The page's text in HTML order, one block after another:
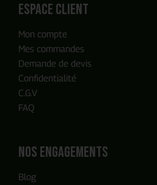
Notre équipe
en moins de 24h,
espace client
Mon compte
Mes commandes
Demande de devis
Confidentialité
C.G.V
FAQ
Nos engagements
Blog